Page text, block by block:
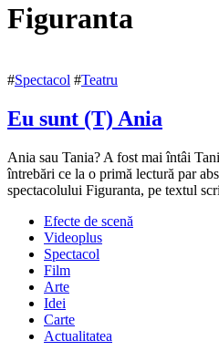
Figuranta
#Spectacol #Teatru
Eu sunt (T) Ania
17
decembrie
201917
2019
Ania sau Tania? A fost mai întâi
întrebări ce la o primă lectură par
spectacolului Figuranta, pe textul
Efecte de scenă
Videoplus
Spectacol
Film
Arte
Idei
Carte
Actualitatea